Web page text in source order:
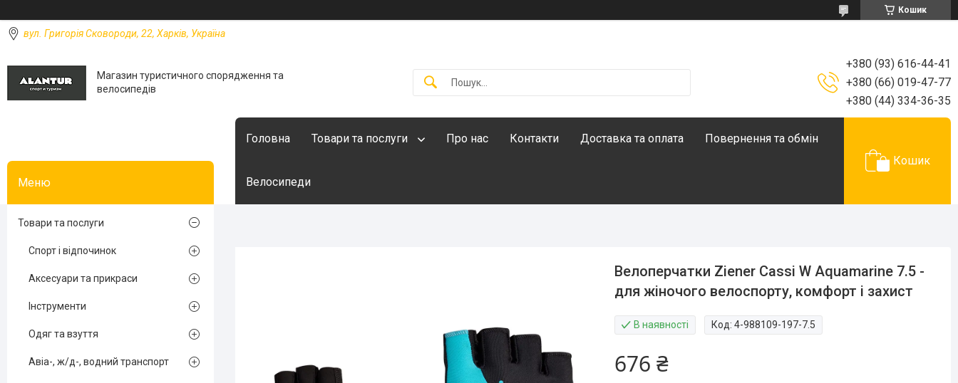
Кошик
вул. Григорія Сковороди, 22, Харків, Україна
Магазин туристичного спорядження та
велосипедів
+380 (93) 616-44-41
+380 (66) 019-47-77
+380 (44) 334-36-35
Головна Товари та послуги Про нас Контакти Доставка та оплата Повернення та обмін
Велосипеди
Кошик
Велоперчатки Ziener Cassi W Aquamarine 7.5 -
для жіночого велоспорту, комфорт і захист
В наявності Код:4-988109-197-7.5
676 ₴
Товари та послуги
Спорт і відпочинок
Аксесуари та прикраси
Інструменти
Одяг та взуття
Авіа-, ж/д-, водний транспорт